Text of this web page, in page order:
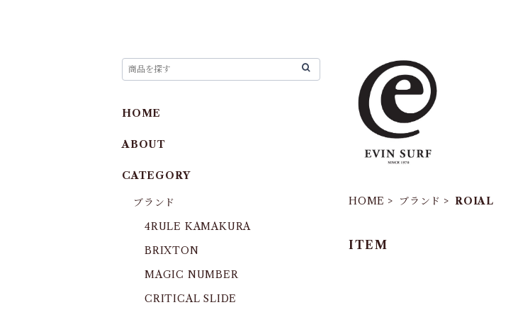
HOME ブランド ROIAL
ITEM
HOME
ABOUT
CATEGORY
ブランド
4RULE KAMAKURA
BRIXTON
MAGIC NUMBER
CRITICAL SLIDE